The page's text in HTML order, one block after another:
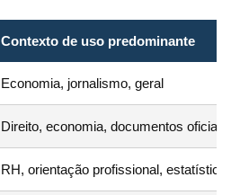
Contexto de uso predominante
Economia, jornalismo, geral
Direito, economia, documentos oficiais
RH, orientação profissional, estatística